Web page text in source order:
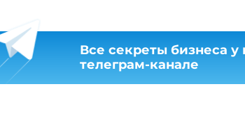
Все секреты бизнеса у
телеграм-канале